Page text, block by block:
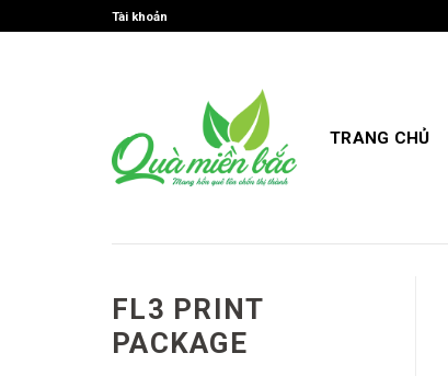
to
Tài khoản
TRANG CHỦ
FL3 PRINT
PACKAGE